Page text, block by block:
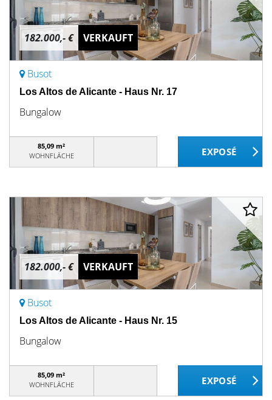
182.000,- € VERKAUFT
Busot
Los Altos de Alicante - Haus Nr. 17
Bungalow
85,09 m²
WOHNFLÄCHE
182.000,- € VERKAUFT
Busot
Los Altos de Alicante - Haus Nr. 15
Bungalow
85,09 m²
WOHNFLÄCHE